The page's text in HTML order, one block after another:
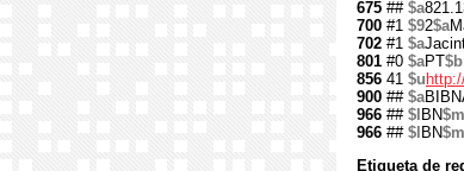
675 ## $a
700 #1 $92$a
702 #1 $a
801 #0 $aPT$b
856 41 $u
900 ## $a
966 ## $l BN$m
966 ## $l BN$m
Etiqueta de